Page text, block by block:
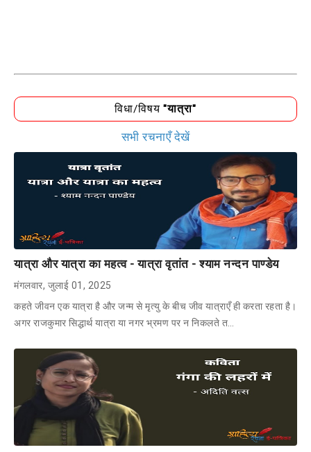
विधा/विषय"यात्रा"
सभी रचनाएँ देखें
यात्रा और यात्रा का महत्व - यात्रा वृतांत - श्याम नन्दन पाण्डेय
मंगलवार, जुलाई 01, 2025
कहते जीवन एक यात्रा है और जन्म से मृत्यु के बीच जीव यात्राएँ ही करता रहता है।
अगर राजकुमार सिद्धार्थ यात्रा या नगर भ्रमण पर न निकलते त…